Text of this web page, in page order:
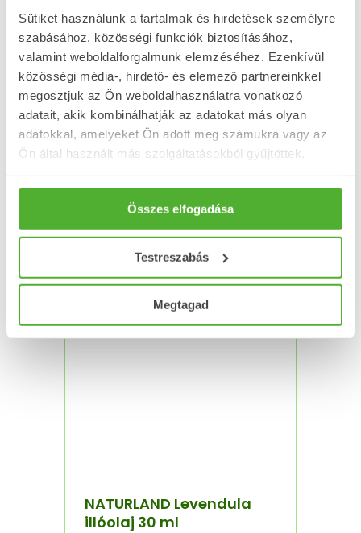
Sütiket használunk a tartalmak és hirdetések személyre
szabásához, közösségi funkciók biztosításához,
valamint weboldalforgalmunk elemzéséhez. Ezenkívül
közösségi média-, hirdető- és elemező partnereinkkel
megosztjuk az Ön weboldalhasználatra vonatkozó
adatait, akik kombinálhatják az adatokat más olyan
adatokkal, amelyeket Ön adott meg számukra vagy az
Ön által használt más szolgáltatásokból gyűjtöttek.
Összes elfogadása
Testreszabás
Megtagad
NATURLAND Vitacolan
emulzió 250 ml
6 269Ft
Kosárba teszem
NATURLAND Levendula
illóolaj 30 ml